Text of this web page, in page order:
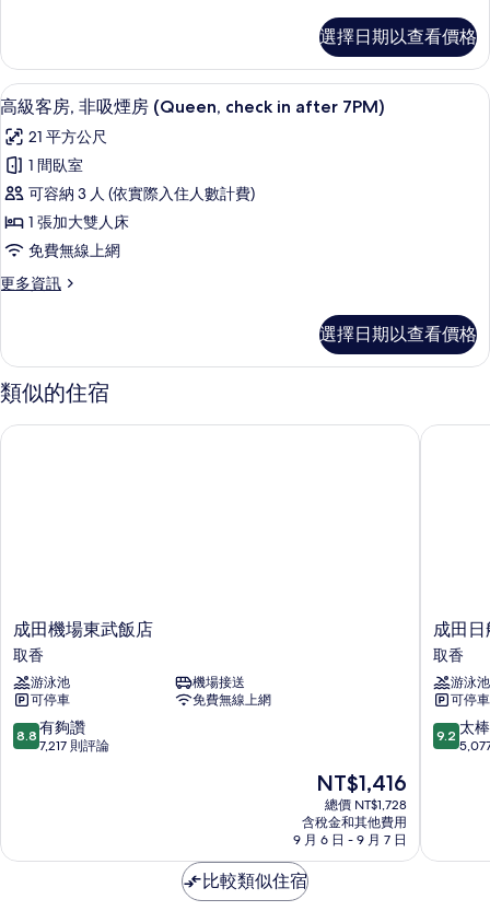
Sqm
的
所
有
相
片
Room
Non-
smoking
Sqm
的
詳
情
選擇日期以查看價格
顯
示
高
級
客
房,
吸
房
(Queen,
check
in
片
客房內保險箱、書桌、遮光布/窗簾、
8
高級客房, 非吸煙房 (Queen, check in after 7PM)
21 平方公尺
1 間臥室
可容納 3 人 (依實際入住人數計費)
1 張加大雙人床
免費無線上網
更多資訊
更
客
房,
非
煙
選擇日期以查看價格
類似的住宿
成
田
機
場
東
武
飯
成田機場東武飯店
取香
游泳池
機場接送
可停車
免費無線上網
8.8
分，
夠
8.8 有夠讚
7,217 則評論
現
在
價
格
為
NT$1,416
總價 NT$1,728
含稅金和其他費用
9 月 6 日 - 9 月 7 日
成田機場東武飯店
成
田
日
航
飯
店
取
成田
取香
游泳池
可停車
9.2
分，
棒
9.2 太
成田日
比較類似住宿